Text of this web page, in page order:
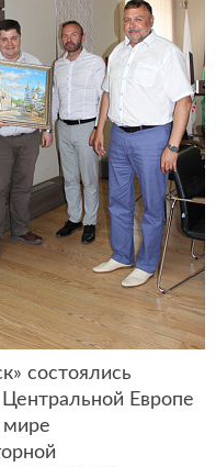
состоялись
Европе
мире